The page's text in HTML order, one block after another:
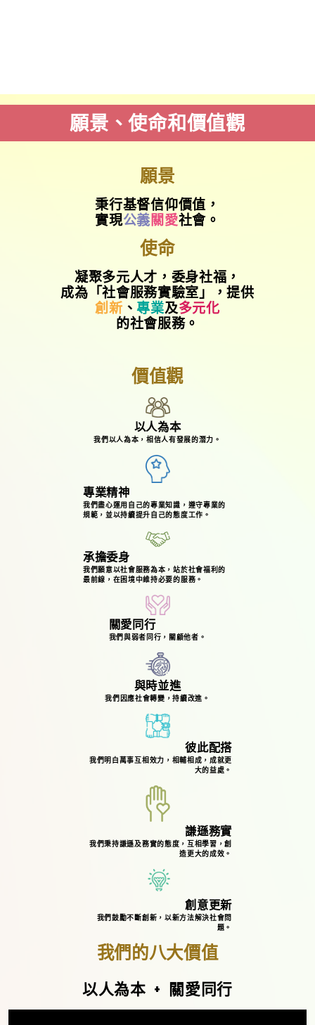
願景、使命和價值觀
願景
秉行基督信仰價值，
實現公義關愛社會。
使命
凝聚多元人才，委身社福，
成為「社會服務實驗室」，提供
創新 、專業及多元化
的社會服務。
價值觀
以人為本
我們以人為本，相信人有發展的潛力。
專業精神
我們盡心運用自己的專業知識，遵守專業的
規範，並以持續提升自己的態度工作。
承擔委身
我們願意以社會服務為本，站於社會福利的
最前線，在困境中維持必要的服務。
關愛同行
我們與弱者同行，關顧他者。
與時並進
我們因應社會轉變，持續改進。
彼此配搭
我們明白萬事互相效力，相輔相成，成就更
大的益處。
謙遜務實
我們秉持謙遜及務實的態度，互相學習，創
造更大的成效。
創意更新
我們鼓勵不斷創新，以新方法解決社會問
題。
我們的八大價值
以人為本 + 關愛同行